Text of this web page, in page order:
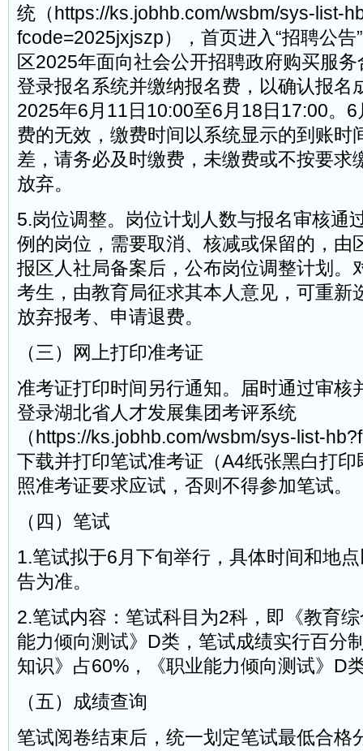
统（https://ks.jobhb.com/wsbm/sys-list-
fcode=2025jxjszp），首页进入“招聘公告
区2025年面向社会公开招聘政府购买服务
登录报名系统并缴纳报名费，以确认报名
2025年6月11日10:00至6月18日17:00。
费的无效，缴费时间以系统显示的到账时
差，请务必及时缴费，未缴费或不按要求
放弃。
5.岗位调整。岗位计划人数与报名审核通
例的岗位，需要取消、核减或保留的，由
报区人社局备案后，公布岗位调整计划。
考生，由教育局征求其本人意见，可重新
放弃报考、申请退费。
（三）网上打印准考证
准考证打印时间另行通知。届时通过审核
登录湖北省人才发展集团考评系统
（https://ks.jobhb.com/wsbm/sys-list-
下载并打印笔试准考证（A4纸张黑白打
照准考证要求应试，否则不得参加笔试。
（四）笔试
1.笔试拟于6月下旬举行，具体时间和地
告为准。
2.笔试内容：笔试科目为2科，即《教育
能力倾向测试》D类，笔试成绩实行百分
知识》占60%，《职业能力倾向测试》D
（五）成绩查询
笔试阅卷结束后，统一划定笔试最低合格